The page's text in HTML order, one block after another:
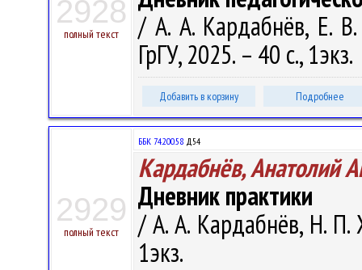
2928
полный текст
/ А. А. Кардабнёв, Е.
ГрГУ, 2025. – 40 с., 1экз.
Добавить в корзину Подробнее
2929
полный текст
ББК 74.200.58 Д54
Кардабнёв, Анатолий
Дневник практики
/ А. А. Кардабнёв, Н. П.
1экз.